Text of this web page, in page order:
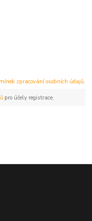
zpracování osobních údajů.
pro účely registrace.